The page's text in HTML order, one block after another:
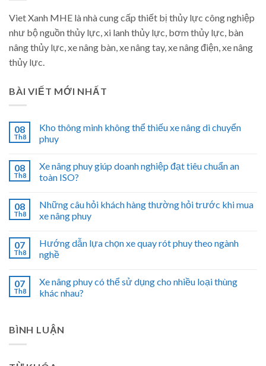
Viet Xanh MHE là nhà cung cấp thiết bị thủy lực công nghiệp
như bộ nguồn thủy lực, xi lanh thủy lực, bơm thủy lực, bàn
nâng thủy lực, xe nâng bàn, xe nâng tay, xe nâng điện, xe nâng
thủy lực.
BÀI VIẾT MỚI NHẤT
08
Th8
Kho thông minh không thể thiếu xe nâng di chuyển
phuy
08
Th8
Xe nâng phuy giúp doanh nghiệp đạt tiêu chuẩn an
toàn ISO?
08
Th8
Những câu hỏi khách hàng thường hỏi trước khi mua
xe nâng phuy
07
Th8
Hướng dẫn lựa chọn xe quay rót phuy theo ngành
nghề
07
Th8
Xe nâng phuy có thể sử dụng cho nhiều loại thùng
khác nhau?
BÌNH LUẬN